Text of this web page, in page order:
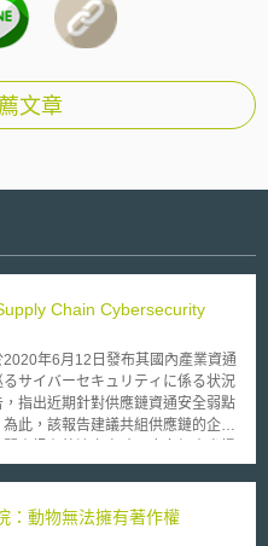
文章
Chain Cybersecurity
年6月12日發布其國內產業資通
サイバーセキュリティに係る状況
指出近期針對供應鏈資通安全弱點
此，該報告建議共組供應鏈的企業
，並應公開該報告。遵循該報告之
・サイバーセキュリティ・コンソ
：動物無法擁有著作權